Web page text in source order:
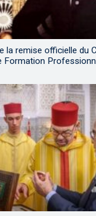
la remise officielle du
Formation